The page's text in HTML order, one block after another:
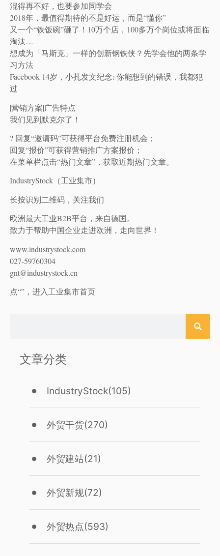
混得再不好，也要参加同学会
2018年，最值得期待的不是好运，而是“懂你”
又一个“铁饭碗”砸了！10万个店，100多万个岗位或将面临
淘汰…
想成为「马斯克」一样的创新钢铁侠？先学会他的两条学
习方法
Facebook 14岁，小扎发文纪念: 你能想到的错误，我都犯
过
|营销方案|广告特点
我们见到默克尔了！
? 回复“邀请码”可获得平台免费注册机会；
回复“报价”可获得营销推广方案报价；
在菜单栏点击“热门文章”，获取近期热门文章。
IndustryStock（工业集市）
长按识别二维码，关注我们
欧洲最大工业B2B平台，来自德国。
致力于帮助中国企业走进欧洲，走向世界！
www.industrystock.com
027-59760304
gnt@industrystock.cn
点“”，进入工业集市首页
文章分类
IndustryStock(105)
外贸干货(270)
外贸建站(21)
外贸新规(72)
外贸热点(593)